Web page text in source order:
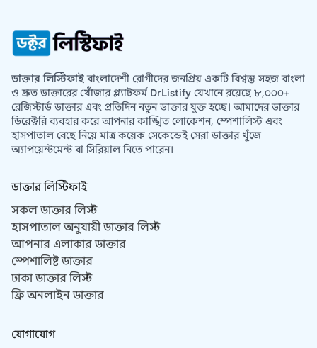
ডাক্তার লিস্টিফাইবাংলাদেশী রোগীদের জনপ্রিয় একটি বিশ্বস্ত সহজ বাংলা
ও দ্রুত ডাক্তারের খোঁজার প্ল্যাটফর্ম DrListify যেখানে রয়েছে ৮,০০০+
রেজিস্টার্ড ডাক্তার এবং প্রতিদিন নতুন ডাক্তার যুক্ত হচ্ছে। আমাদের ডাক্তার
ডিরেক্টরি ব্যবহার করে আপনার কাঙ্খিত লোকেশন, স্পেশালিস্ট এবং
হাসপাতাল বেছে নিয়ে মাত্র কয়েক সেকেন্ডেই সেরা ডাক্তার খুঁজে
অ্যাপয়েন্টমেন্ট বা সিরিয়াল নিতে পারেন।
ডাক্তার লিস্টিফাই
সকল ডাক্তার লিস্ট
হাসপাতাল অনুযায়ী ডাক্তার লিস্ট
আপনার এলাকার ডাক্তার
স্পেশালিষ্ট ডাক্তার
ঢাকা ডাক্তার লিস্ট
ফ্রি অনলাইন ডাক্তার
যোগাযোগ